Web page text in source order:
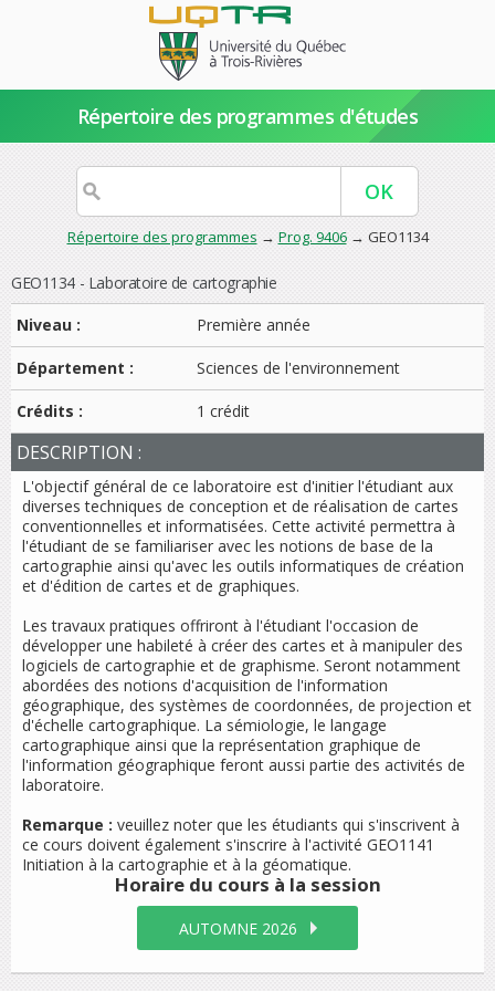
Répertoire des programmes d'études
Répertoire des programmes → Prog. 9406→ GEO1134
GEO1134 - Laboratoire de cartographie
Niveau :
Première année
Département : Sciences de l'environnement
Crédits : 1 crédit
DESCRIPTION :
L'objectif général de ce laboratoire est d'initier l'étudiant aux
diverses techniques de conception et de réalisation de cartes
conventionnelles et informatisées. Cette activité permettra à
l'étudiant de se familiariser avec les notions de base de la
cartographie ainsi qu'avec les outils informatiques de création
et d'édition de cartes et de graphiques.
Les travaux pratiques offriront à l'étudiant l'occasion de
développer une habileté à créer des cartes et à manipuler des
logiciels de cartographie et de graphisme. Seront notamment
abordées des notions d'acquisition de l'information
géographique, des systèmes de coordonnées, de projection et
d'échelle cartographique. La sémiologie, le langage
cartographique ainsi que la représentation graphique de
l'information géographique feront aussi partie des activités de
laboratoire.
Remarque : veuillez noter que les étudiants qui s'inscrivent à
ce cours doivent également s'inscrire à l'activité GEO1141
Initiation à la cartographie et à la géomatique.
Horaire du cours à la session
AUTOMNE 2026